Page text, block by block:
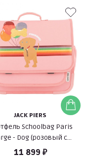
JACK PIERS
Schoolbag Paris
- Dog (розовый с
щенком)
11 899 ₽